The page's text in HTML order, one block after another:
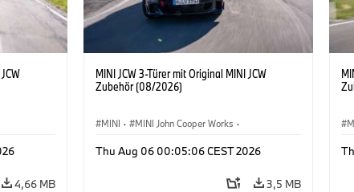
4,66 MB
MINI JCW 3-Türer mit Original MINI JCW
Zubehör (08/2026)
MINI · MINI John Cooper Works ·
Sonderausstattungen, Zubehör
Thu Aug 06 00:05:06 CEST 2026
3,5 MB